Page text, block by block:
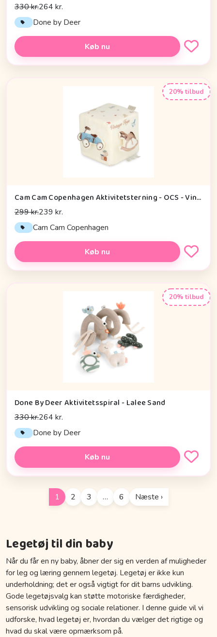
330 kr.264 kr.
Done by Deer
Køb nu
20% tilbud
Cam Cam Copenhagen Aktivitetsterning - OCS - Vintage Toys
299 kr.239 kr.
Cam Cam Copenhagen
Køb nu
20% tilbud
Done By Deer Aktivitetsspiral - Lalee Sand
330 kr.264 kr.
Done by Deer
Køb nu
1 2 3 … 6 Næste ›
Legetøj til din baby
Når du får en ny baby, åbner der sig en verden af muligheder
for leg og læring gennem legetøj. Legetøj er ikke kun
underholdning; det er også vigtigt for dit barns udvikling.
Gode legetøjsvalg kan støtte motoriske færdigheder,
sensorisk udvikling og sociale relationer. I denne guide vil vi
udforske, hvad legetøj er, hvordan du vælger det rigtige og
hvad du skal være opmærksom på.